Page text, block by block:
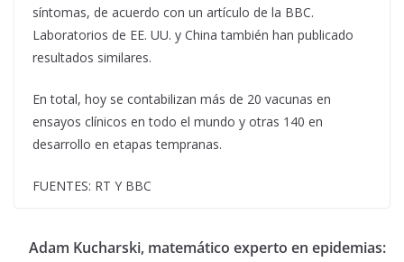
síntomas, de acuerdo con un artículo de la BBC.
Laboratorios de EE. UU. y China también han publicado
resultados similares.
En total, hoy se contabilizan más de 20 vacunas en
ensayos clínicos en todo el mundo y otras 140 en
desarrollo en etapas tempranas.
FUENTES: RT Y BBC
Adam Kucharski, matemático experto en epidemias: